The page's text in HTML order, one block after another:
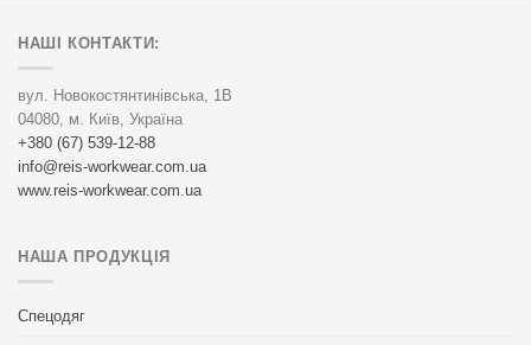
НАШІ КОНТАКТИ:
вул. Новокостянтинівська, 1В
04080, м. Київ, Україна
+380 (67) 539-12-88
info@reis-workwear.com.ua
www.reis-workwear.com.ua
НАША ПРОДУКЦІЯ
Спецодяг